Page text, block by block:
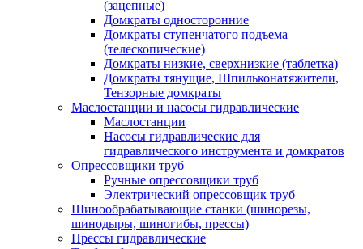
(зацепные)
Домкраты односторонние
Домкраты ступенчатого подъема
(телескопические)
Домкраты низкие, сверхнизкие (таблетка)
Домкраты тянущие, Шпильконатяжители,
Тензорные домкраты
Маслостанции и насосы гидравлические
Маслостанции
Насосы гидравлические для
гидравлического инструмента и домкратов
Опрессовщики труб
Ручные опрессовщики труб
Электрический опрессовщик труб
Шинообрабатывающие станки (шинорезы,
шинодыры, шиногибы, прессы)
Прессы гидравлические